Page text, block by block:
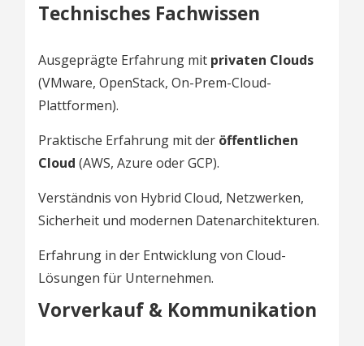
Technisches Fachwissen
Ausgeprägte Erfahrung mit privaten Clouds
(VMware, OpenStack, On-Prem-Cloud-
Plattformen).
Praktische Erfahrung mit der öffentlichen
Cloud (AWS, Azure oder GCP).
Verständnis von Hybrid Cloud, Netzwerken,
Sicherheit und modernen Datenarchitekturen.
Erfahrung in der Entwicklung von Cloud-
Lösungen für Unternehmen.
Vorverkauf & Kommunikation